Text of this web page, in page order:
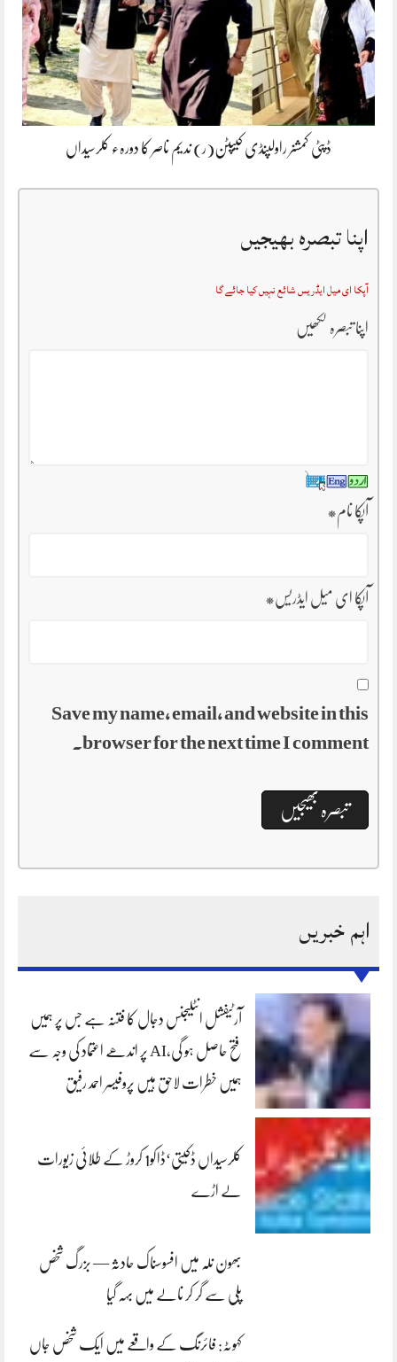
ڈپٹی کمشنر راولپنڈی کیپٹن(ر) ندیم ناصر کا دورہء کلرسیداں
اپنا تبصرہ بھیجیں
آپکا ای میل ایڈریس شائع نہیں کیا جائے گا
اپنا تبصرہ لکھیں
آپکا نام*
آپکا ای میل ایڈریس*
Save my name, email, and website in this
browser for the next time I comment.
اہم خبریں
آرٹیفشل انٹلیجنس دجال کا فتنہ ہے جس پر ہمیں
فتح حاصل ہو گی،AI پر اندھے اعتماد کی وجہ سے
ہمیں خطرات لاحق ہیں پروفیسر احمد رفیق
کلرسیداں ڈکیتی‘ڈاکو1 کروڑ کے طلائی زیورات
لے اڑے
بھون نلہ میں افسوسناک حادثہ — بزرگ شخص
پلی سے گر کر نالے میں بہہ گیا
کہوٹہ: فائرنگ کے واقعے میں ایک شخص جاں